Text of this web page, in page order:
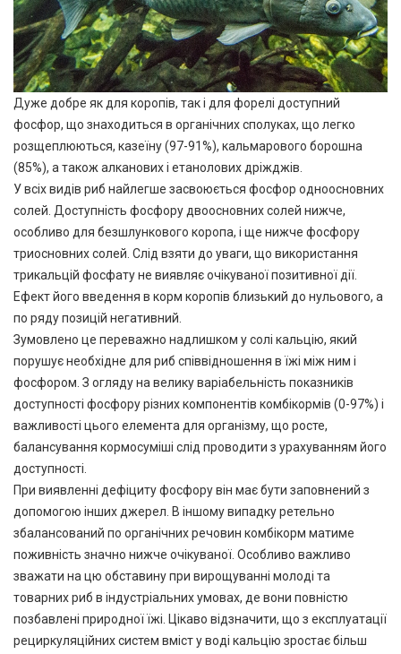
Дуже добре як для коропів, так і для форелі доступний
фосфор, що знаходиться в органічних сполуках, що легко
розщеплюються, казеїну (97-91%), кальмарового борошна
(85%), а також алканових і етанолових дріжджів.
У всіх видів риб найлегше засвоюється фосфор одноосновних
солей. Доступність фосфору двоосновних солей нижче,
особливо для безшлункового коропа, і ще нижче фосфору
триосновних солей. Слід взяти до уваги, що використання
трикальцій фосфату не виявляє очікуваної позитивної дії.
Ефект його введення в корм коропів близький до нульового, а
по ряду позицій негативний.
Зумовлено це переважно надлишком у солі кальцію, який
порушує необхідне для риб співвідношення в їжі між ним і
фосфором. З огляду на велику варіабельність показників
доступності фосфору різних компонентів комбікормів (0-97%) і
важливості цього елемента для організму, що росте,
балансування кормосуміші слід проводити з урахуванням його
доступності.
При виявленні дефіциту фосфору він має бути заповнений з
допомогою інших джерел. В іншому випадку ретельно
збалансований по органічних речовин комбікорм матиме
поживність значно нижче очікуваної. Особливо важливо
зважати на цю обставину при вирощуванні молоді та
товарних риб в індустріальних умовах, де вони повністю
позбавлені природної їжі. Цікаво відзначити, що з експлуатації
рециркуляційних систем вміст у воді кальцію зростає більш